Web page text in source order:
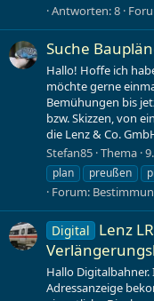
Antworten: 8
Suche
Hallo! Hoffe ich
möchte gerne
Bemühungen bis
bzw. Skizzen, von
die Lenz & Co.
Stefan85 Thema
plan
preußen
Forum:
Digital
Lenz
Hallo Digitalbahner.
Adressanzeige